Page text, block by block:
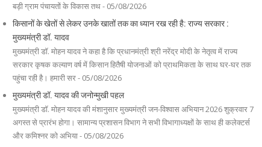
बड़ी ग्राम पंचायतों के विकास तथ - 05/08/2026
किसानों के खेतों से लेकर उनके खातों तक का ध्यान रख रही है: राज्य सरकार :
मुख्यमंत्री डॉ. यादव
मुख्यमंत्री डॉ. मोहन यादव ने कहा है कि प्रधानमंत्री श्री नरेंद्र मोदी के नेतृत्व में राज्य
सरकार कृषक कल्याण वर्ष में किसान हितैषी योजनाओं को प्राथमिकता के साथ घर-घर तक
पहुंचा रही है। हमारी सर - 05/08/2026
मुख्यमंत्री डॉ. यादव की जनोन्मुखी पहल
मुख्यमंत्री डॉ. मोहन यादव की मंशानुसार मुख्यमंत्री जन-विश्वास अभियान 2026 शुक्रवार 7
अगस्त से प्रारंभ होगा। सामान्य प्रशासन विभाग ने सभी विभागाध्यक्षों के साथ ही कलेक्टर्स
और कमिश्नर को अभिया - 05/08/2026